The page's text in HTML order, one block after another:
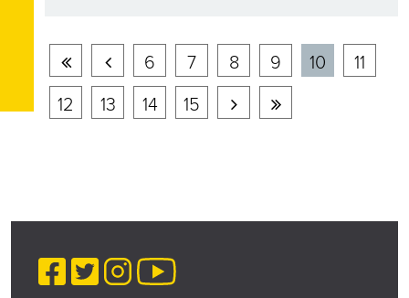
Pierwsza
strona
Poprzednia
strona
6 7 8 9 10
11
12
13 14 15
NastępnaOstatnia
Facebook
TwitterInstagram
YouTube